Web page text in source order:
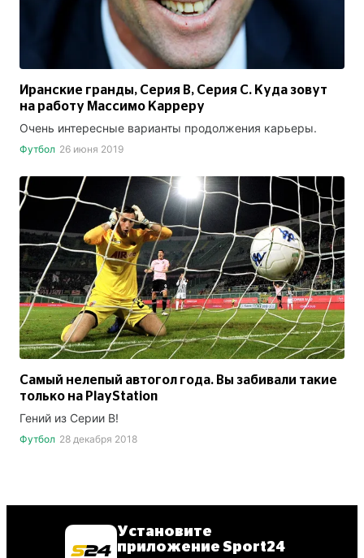
Иранские гранды, Серия B, Серия C. Куда зовут
на работу Массимо Карреру
Очень интересные варианты продолжения карьеры.
Футбол 26 июня 2019
Самый нелепый автогол года. Вы забивали такие
только на PlayStation
Гений из Серии В!
Футбол 28 декабря 2018
Установите
приложение Sport24